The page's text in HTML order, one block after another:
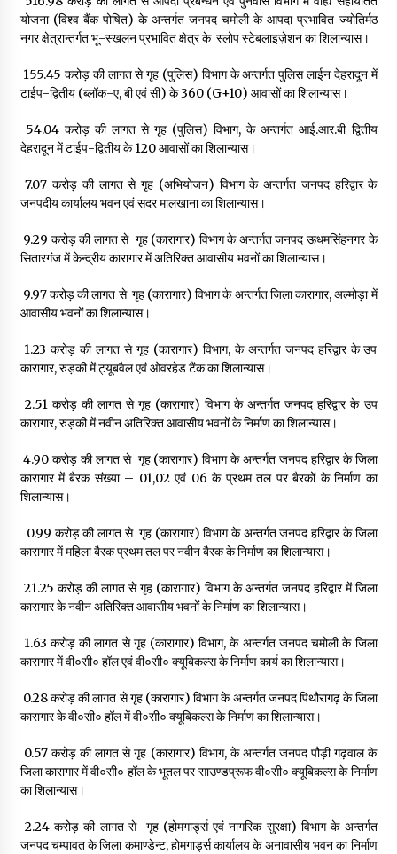
योजना (विश्व बैंक पोषित) के अन्तर्गत जनपद चमोली के आपदा प्रभावित ज्योतिर्मठ
नगर क्षेत्रान्तर्गत भू-स्खलन प्रभावित क्षेत्र के स्लोप स्टेबलाइज़ेशन का शिलान्यास।
₹ 155.45 करोड़ की लागत से गृह (पुलिस) विभाग के अन्तर्गत पुलिस लाईन देहरादून में
टाईप-द्वितीय (ब्लॉक-ए, बी एवं सी) के 360 (G+10) आवासों का शिलान्यास।
₹ 54.04 करोड़ की लागत से गृह (पुलिस) विभाग, के अन्तर्गत आई.आर.बी द्वितीय
देहरादून में टाईप-द्वितीय के 120 आवासों का शिलान्यास।
₹ 7.07 करोड़ की लागत से गृह (अभियोजन) विभाग के अन्तर्गत जनपद हरिद्वार के
जनपदीय कार्यालय भवन एवं सदर मालखाना का शिलान्यास।
₹ 9.29 करोड़ की लागत से गृह (कारागार) विभाग के अन्तर्गत जनपद ऊधमसिंहनगर के
सितारगंज में केन्द्रीय कारागार में अतिरिक्त आवासीय भवनों का शिलान्यास।
₹ 9.97 करोड़ की लागत से गृह (कारागार) विभाग के अन्तर्गत जिला कारागार, अल्मोड़ा में
आवासीय भवनों का शिलान्यास।
₹ 1.23 करोड़ की लागत से गृह (कारागार) विभाग, के अन्तर्गत जनपद हरिद्वार के उप
कारागार, रुड़की में ट्यूबवैल एवं ओवरहेड टैंक का शिलान्यास।
₹ 2.51 करोड़ की लागत से गृह (कारागार) विभाग के अन्तर्गत जनपद हरिद्वार के उप
कारागार, रुड़की में नवीन अतिरिक्त आवासीय भवनों के निर्माण का शिलान्यास।
₹ 4.90 करोड़ की लागत से गृह (कारागार) विभाग के अन्तर्गत जनपद हरिद्वार के जिला
कारागार में बैरक संख्या – 01,02 एवं 06 के प्रथम तल पर बैरकों के निर्माण का
शिलान्यास।
₹ 0.99 करोड़ की लागत से गृह (कारागार) विभाग के अन्तर्गत जनपद हरिद्वार के जिला
कारागार में महिला बैरक प्रथम तल पर नवीन बैरक के निर्माण का शिलान्यास।
₹ 21.25 करोड़ की लागत से गृह (कारागार) विभाग के अन्तर्गत जनपद हरिद्वार में जिला
कारागार के नवीन अतिरिक्त आवासीय भवनों के निर्माण का शिलान्यास।
₹ 1.63 करोड़ की लागत से गृह (कारागार) विभाग, के अन्तर्गत जनपद चमोली के जिला
कारागार में वी०सी० हॉल एवं वी०सी० क्यूबिकल्स के निर्माण कार्य का शिलान्यास।
₹ 0.28 करोड़ की लागत से गृह (कारागार) विभाग के अन्तर्गत जनपद पिथौरागढ़ के जिला
कारागार के वी०सी० हॉल में वी०सी० क्यूबिकल्स के निर्माण का शिलान्यास।
₹ 0.57 करोड़ की लागत से गृह (कारागार) विभाग, के अन्तर्गत जनपद पौड़ी गढ़वाल के
जिला कारागार में वी०सी० हॉल के भूतल पर साउण्डप्रूफ वी०सी० क्यूबिकल्स के निर्माण
का शिलान्यास।
₹ 2.24 करोड़ की लागत से गृह (होमगार्ड्स एवं नागरिक सुरक्षा) विभाग के अन्तर्गत
जनपद चम्पावत के जिला कमाण्डेन्ट, होमगार्ड्स कार्यालय के अनावासीय भवन का निर्माण